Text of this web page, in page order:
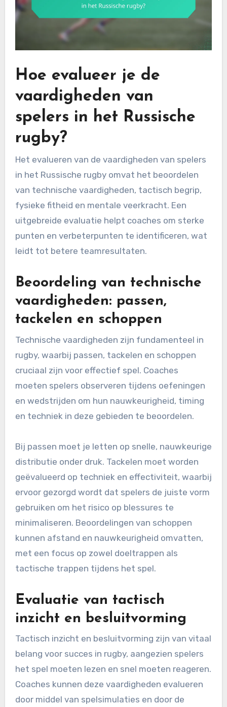
Hoe evalueer je de
vaardigheden van
spelers in het Russische
rugby?
Het evalueren van de vaardigheden van spelers
in het Russische rugby omvat het beoordelen
van technische vaardigheden, tactisch begrip,
fysieke fitheid en mentale veerkracht. Een
uitgebreide evaluatie helpt coaches om sterke
punten en verbeterpunten te identificeren, wat
leidt tot betere teamresultaten.
Beoordeling van technische
vaardigheden: passen,
tackelen en schoppen
Technische vaardigheden zijn fundamenteel in
rugby, waarbij passen, tackelen en schoppen
cruciaal zijn voor effectief spel. Coaches
moeten spelers observeren tijdens oefeningen
en wedstrijden om hun nauwkeurigheid, timing
en techniek in deze gebieden te beoordelen.
Bij passen moet je letten op snelle, nauwkeurige
distributie onder druk. Tackelen moet worden
geëvalueerd op techniek en effectiviteit, waarbij
ervoor gezorgd wordt dat spelers de juiste vorm
gebruiken om het risico op blessures te
minimaliseren. Beoordelingen van schoppen
kunnen afstand en nauwkeurigheid omvatten,
met een focus op zowel doeltrappen als
tactische trappen tijdens het spel.
Evaluatie van tactisch
inzicht en besluitvorming
Tactisch inzicht en besluitvorming zijn van vitaal
belang voor succes in rugby, aangezien spelers
het spel moeten lezen en snel moeten reageren.
Coaches kunnen deze vaardigheden evalueren
door middel van spelsimulaties en door de